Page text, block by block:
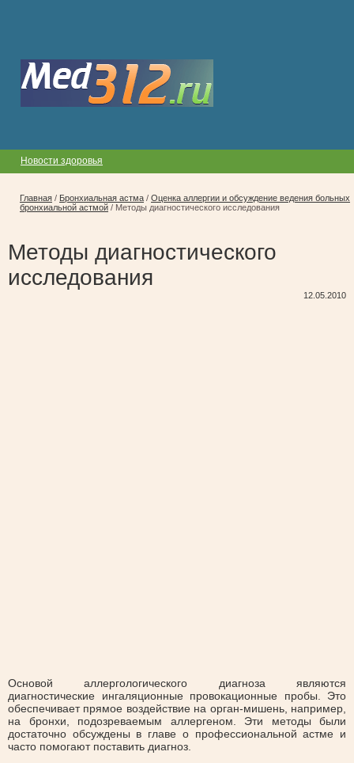
Новости здоровья
Главная / Бронхиальная астма / Оценка аллергии и обсуждение ведения больных
бронхиальной астмой / Методы диагностического исследования
Методы диагностического
исследования
12.05.2010
Основой аллергологического диагноза являются
диагностические ингаляционные провокационные пробы. Это
обеспечивает прямое воздействие на орган-мишень, например,
на бронхи, подозреваемым аллергеном. Эти методы были
достаточно обсуждены в главе о профессиональной астме и
часто помогают поставить диагноз.